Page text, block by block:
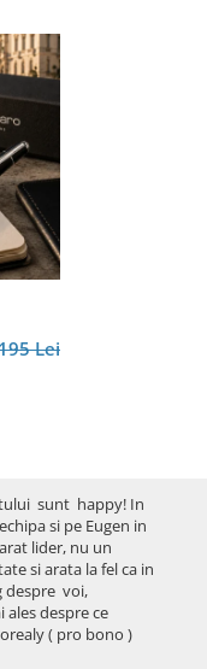
Lei
sunt happy! In
si pe Eugen in
lider, nu un
si arata la fel ca in
despre voi,
ales despre ce
( pro bono )